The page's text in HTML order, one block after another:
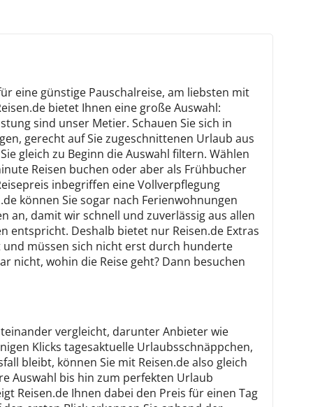
eine günstige Pauschalreise, am liebsten mit
bietet Ihnen eine große Auswahl:
sind unser Metier. Schauen Sie sich in
gerecht auf Sie zugeschnittenen Urlaub aus
gleich zu Beginn die Auswahl filtern. Wählen
Reisen buchen oder aber als Frühbucher
inbegriffen eine Vollverpflegung
können Sie sogar nach Ferienwohnungen
an, damit wir schnell und zuverlässig aus allen
entspricht. Deshalb bietet nur Reisen.de Extras
und müssen sich nicht erst durch hunderte
nicht, wohin die Reise geht? Dann besuchen
vergleicht, darunter Anbieter wie
Klicks tagesaktuelle Urlaubsschnäppchen,
bleibt, können Sie mit Reisen.de also gleich
Auswahl bis hin zum perfekten Urlaub
Reisen.de Ihnen dabei den Preis für einen Tag